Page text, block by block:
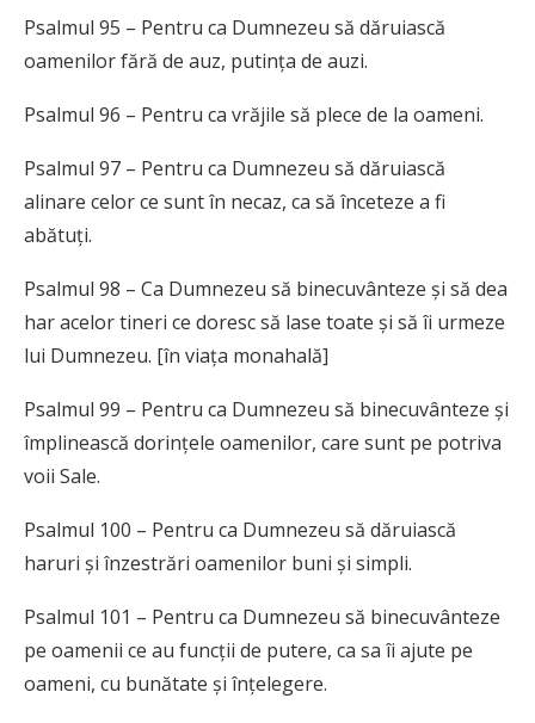
Psalmul 95 – Pentru ca Dumnezeu să dăruiască
oamenilor fără de auz, putința de auzi.
Psalmul 96 – Pentru ca vrăjile să plece de la oameni.
Psalmul 97 – Pentru ca Dumnezeu să dăruiască
alinare celor ce sunt în necaz, ca să înceteze a fi
abătuți.
Psalmul 98 – Ca Dumnezeu să binecuvânteze și să dea
har acelor tineri ce doresc să lase toate și să îi urmeze
lui Dumnezeu. [în viața monahală]
Psalmul 99 – Pentru ca Dumnezeu să binecuvânteze și
împlinească dorințele oamenilor, care sunt pe potriva
voii Sale.
Psalmul 100 – Pentru ca Dumnezeu să dăruiască
haruri și înzestrări oamenilor buni și simpli.
Psalmul 101 – Pentru ca Dumnezeu să binecuvânteze
pe oamenii ce au funcții de putere, ca sa îi ajute pe
oameni, cu bunătate și înțelegere.